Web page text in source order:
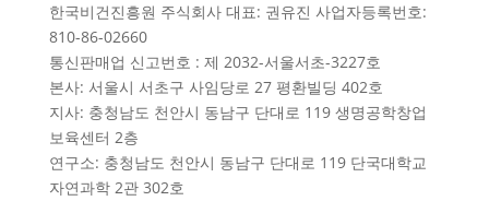
한국비건진흥원 주식회사 대표: 권유진 사업자등록번호:
810-86-02660
통신판매업 신고번호 : 제 2032-서울서초-3227호
본사: 서울시 서초구 사임당로 27 평환빌딩 402호
지사: 충청남도 천안시 동남구 단대로 119 생명공학창업
보육센터 2층
연구소: 충청남도 천안시 동남구 단대로 119 단국대학교
자연과학 2관 302호